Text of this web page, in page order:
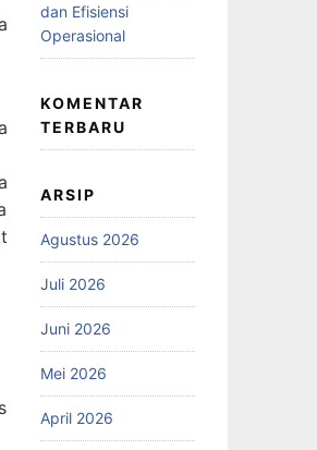
dan Efisiensi
Operasional
KOMENTAR
TERBARU
ARSIP
Agustus 2026
Juli 2026
Juni 2026
Mei 2026
April 2026